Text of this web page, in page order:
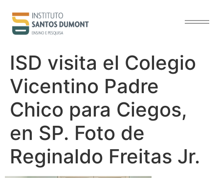
ISD visita el Colegio
Vicentino Padre
Chico para Ciegos,
en SP. Foto de
Reginaldo Freitas Jr.